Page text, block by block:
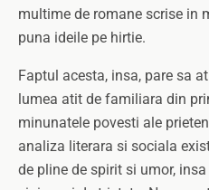
multime de romane scrise in
puna ideile pe hirtie.
Faptul acesta, insa, pare sa
lumea atit de familiara din
minunatele povesti ale
analiza literara si sociala
de pline de spirit si umor,